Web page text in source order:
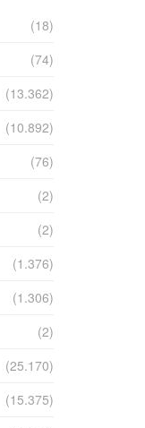
(18)
(74)
(13.362)
(10.892)
(76)
(2)
(2)
(1.376)
(1.306)
(2)
(25.170)
(15.375)